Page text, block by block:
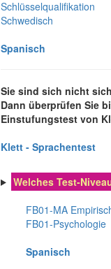
Schlüsselqualifikation
Schwedisch
Spanisch
Sie sind sich nicht
Dann überprüfen Sie
Einstufungstest von
Klett - Sprachentest
Welches Test-
FB01-MA
FB01-Psychologie
Spanisch